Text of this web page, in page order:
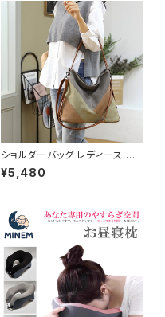
中学生 男の子 女の子 A4 B4
シンプル バッグパック バック ロ
ゴ ブラック アイボリー ピンク ラ
イトグリーン グレー バッグパッ
ク 学校 カレッジコーデ カジュ
アル デイリー お出かけ K-B00
ショルダーバッグ レディース バ
ッグ 春夏 秋冬 春 夏 秋 冬 トー
トバッグ バッグ 斜め掛け 肩掛け
けバッグ 肩掛けバッグ シンプル
ショルダー ハンドバッグ コーヒ
ー グレー デート 通勤バッグ オ
フィスカジュアル デイリー お出
かけ オフィス カジュアル OL 上
品 大人 10代 20代 30代 40代
K-B0040
¥5,480